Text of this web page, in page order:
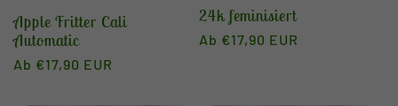
Apple Fritter Cali
Automatic
Normaler
Ab €17,90 EUR
24k feminisiert
Normaler
Ab €17,90 EUR